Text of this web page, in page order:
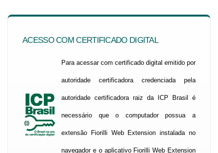
ACESSO COM CERTIFICADO DIGITAL
Para acessar com certificado digital emitido por
autoridade certificadora credenciada pela
autoridade certificadora raiz da ICP Brasil é
necessário que o computador possua a
extensão Fiorilli Web Extension instalada no
navegador e o aplicativo Fiorilli Web Extension